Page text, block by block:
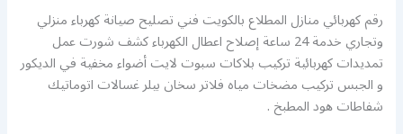
رقم كهربائي منازل المطلاع بالكويت فني تصليح صيانة كهرباء منزلي
وتجاري خدمة 24 ساعة إصلاح اعطال الكهرباء كشف شورت عمل
تمديدات كهربائية تركيب بلاكات سبوت لايت أضواء مخفية في الديكور
و الجبس تركيب مضخات مياه فلاتر سخان بيلر غسالات اتوماتيك
شفاطات هود المطبخ .